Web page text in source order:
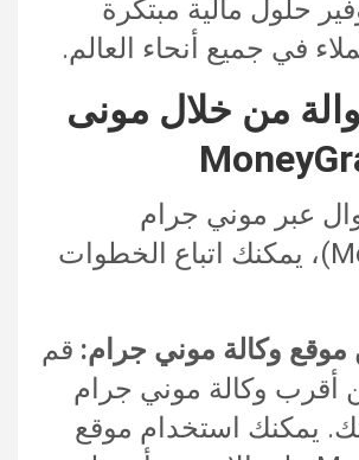
حلول مالية مبتكرة
في جميع أنحاء العالم.
من خلال مونى
عبر موني جرام
(MoneyGram)، يمكنك اتباع الخطوات
موقع وكالة موني جرام: قم
أقرب وكالة موني جرام
يمكنك استخدام موقع